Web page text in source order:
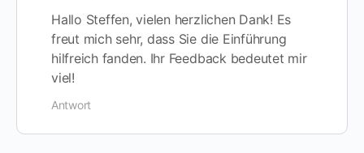
Hallo Steffen, vielen herzlichen Dank! Es
freut mich sehr, dass Sie die Einführung
hilfreich fanden. Ihr Feedback bedeutet mir
viel!
Antwort